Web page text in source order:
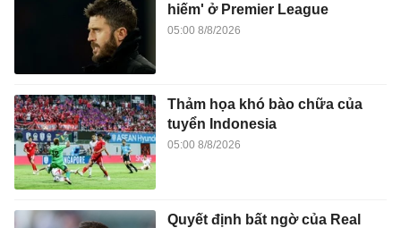
hiếm' ở Premier League
05:00 8/8/2026
Thảm họa khó bào chữa của
tuyển Indonesia
05:00 8/8/2026
Quyết định bất ngờ của Real